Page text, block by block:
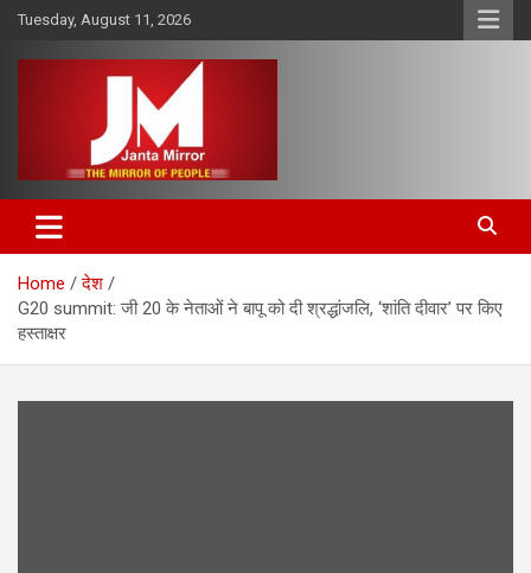
Skip
content
Tuesday, August 11, 2026
Janta Mirror
Home
देश
G20 summit: जी 20 के नेताओं ने बापू को दी श्रद्धांजलि, ‘शांति दीवार’ पर किए
हस्ताक्षर